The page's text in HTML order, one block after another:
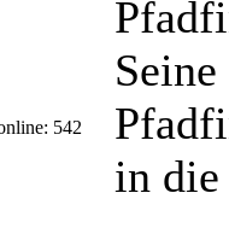
542
in die